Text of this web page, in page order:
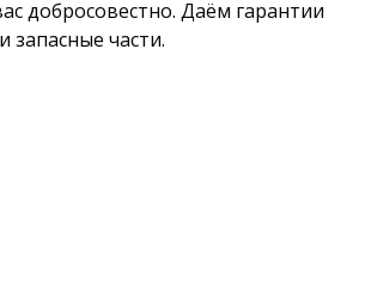
добросовестно. Даём гарантии
запасные части.